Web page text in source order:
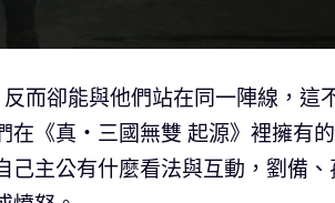
而卻能與他們站在同一陣線，這
在《真・三國無雙 起源》裡擁有
己主公有什麼看法與互動，劉備、